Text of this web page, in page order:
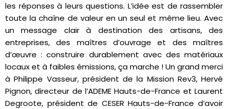
les réponses à leurs questions. L’idée est de rassembler
toute la chaîne de valeur en un seul et même lieu. Avec
un message clair à destination des artisans, des
entreprises, des maîtres d’ouvrage et des maîtres
d’œuvre : construire durablement avec des matériaux
locaux et à faibles émissions, ça marche ! Un grand merci
à Philippe Vasseur, président de la Mission Rev3, Hervé
Pignon, directeur de l’ADEME Hauts-de-France et Laurent
Degroote, président de CESER Hauts-de-France d’avoir